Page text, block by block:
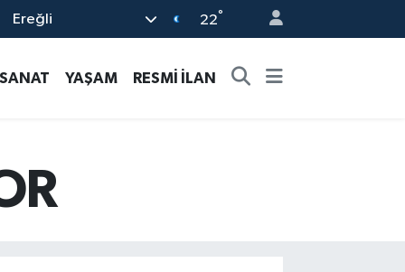
Ereğli 22°
YAŞAM RESMİ İLAN